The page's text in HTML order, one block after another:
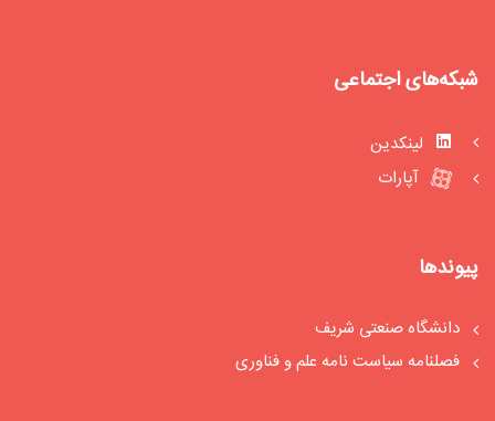
شبکه‌های اجتماعی
لینکدین
آپارات
پیوندها
دانشگاه صنعتی شریف
فصلنامه سیاست‏ نامه علم و فناوری